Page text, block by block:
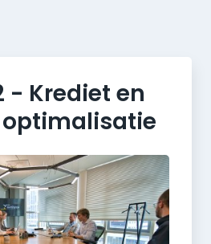
- Krediet en